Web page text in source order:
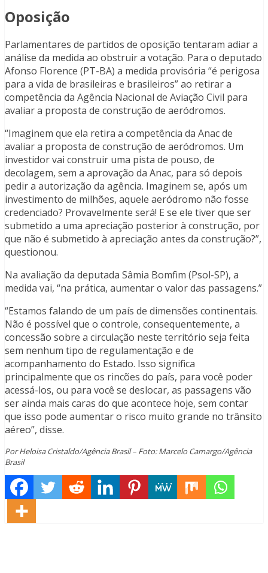
Oposição
Parlamentares de partidos de oposição tentaram adiar a
análise da medida ao obstruir a votação. Para o deputado
Afonso Florence (PT-BA) a medida provisória “é perigosa
para a vida de brasileiras e brasileiros” ao retirar a
competência da Agência Nacional de Aviação Civil para
avaliar a proposta de construção de aeródromos.
“Imaginem que ela retira a competência da Anac de
avaliar a proposta de construção de aeródromos. Um
investidor vai construir uma pista de pouso, de
decolagem, sem a aprovação da Anac, para só depois
pedir a autorização da agência. Imaginem se, após um
investimento de milhões, aquele aeródromo não fosse
credenciado? Provavelmente será! E se ele tiver que ser
submetido a uma apreciação posterior à construção, por
que não é submetido à apreciação antes da construção?”,
questionou.
Na avaliação da deputada Sâmia Bomfim (Psol-SP), a
medida vai, “na prática, aumentar o valor das passagens.”
“Estamos falando de um país de dimensões continentais.
Não é possível que o controle, consequentemente, a
concessão sobre a circulação neste território seja feita
sem nenhum tipo de regulamentação e de
acompanhamento do Estado. Isso significa
principalmente que os rincões do país, para você poder
acessá-los, ou para você se deslocar, as passagens vão
ser ainda mais caras do que acontece hoje, sem contar
que isso pode aumentar o risco muito grande no trânsito
aéreo”, disse.
Por Heloisa Cristaldo/Agência Brasil – Foto: Marcelo Camargo/Agência
Brasil